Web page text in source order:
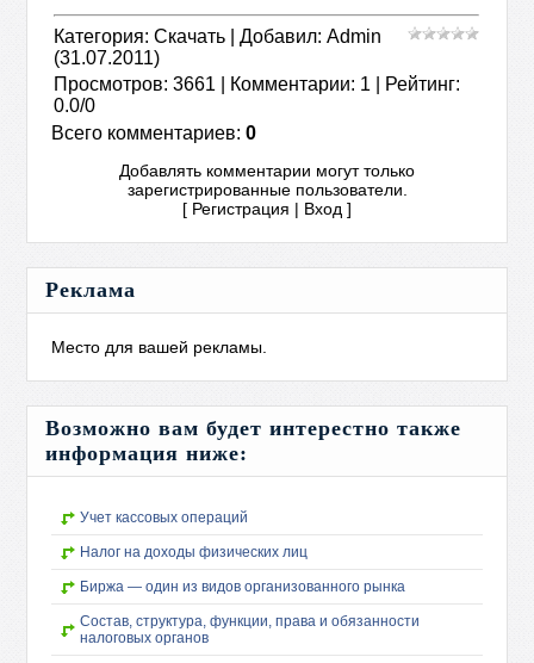
Категория: Скачать |Добавил: Admin
(31.07.2011)
Просмотров: 3661 Комментарии: 1 Рейтинг:
0.0/0
Всего комментариев:0
Добавлять комментарии могут только
зарегистрированные пользователи.
[ Регистрация | Вход ]
Реклама
Место для вашей рекламы.
Возможно вам будет интерестно также
информация ниже:
Учет кассовых операций
Налог на доходы физических лиц
Биржа — один из видов организованного рынка
Состав, структура, функции, права и обязанности
налоговых органов